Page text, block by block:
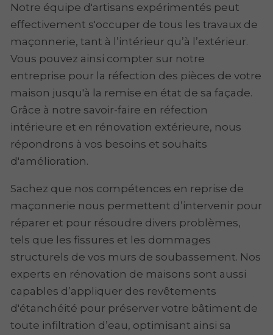
Notre équipe d'artisans expérimentés peut
effectivement s'occuper de tous les travaux de
maçonnerie, tant à l’intérieur qu’à l’extérieur.
Vous pouvez ainsi compter sur notre
entreprise pour la réfection des pièces de votre
maison jusqu'à la remise en état de sa façade.
Grâce à notre savoir-faire en réfection
intérieure et en rénovation extérieure, nous
répondrons à vos besoins et souhaits
d'amélioration.
Sachez que nos compétences en reprise de
maçonnerie nous permettent d’intervenir pour
réparer et pour résoudre divers problèmes,
tels que les fissures et les dommages
structurels de vos murs de soubassement. Nos
experts en rénovation de maisons sont aussi
capables d’appliquer des revêtements
d'étanchéité pour préserver votre bâtiment de
toute infiltration d’eau, optimisant ainsi sa